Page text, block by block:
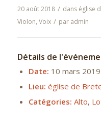
20 août 2018 / dans église
Violon, Voix / par admin
Détails de
Date: 10 mars
Lieu: église de
Catégories: Alto,